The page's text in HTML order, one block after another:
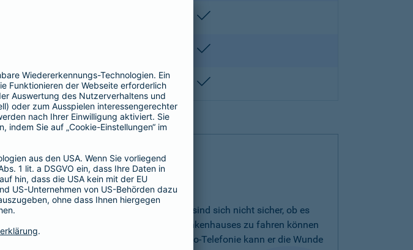
enthalten
enthalten
enthalten
zu einer kleinen Platzwunde kommt. Sie sind sich nicht sicher, ob es
nun in die überfüllte Ambulanz eines Krankenhauses zu fahren können
und sich beraten lassen. Per Video-Telefonie kann er die Wunde